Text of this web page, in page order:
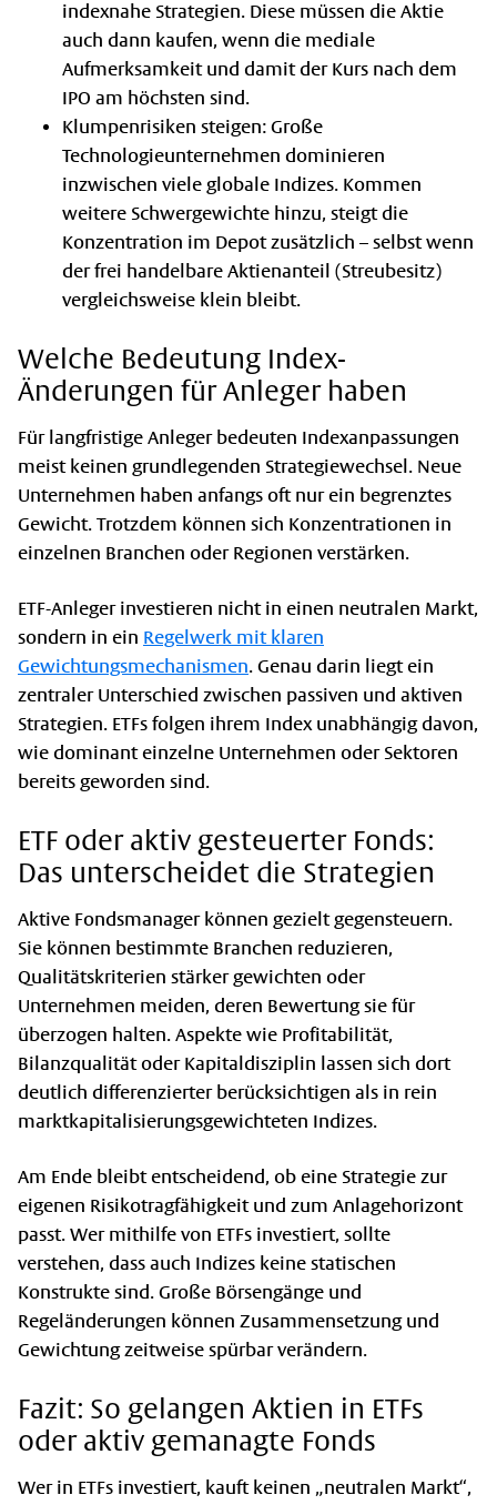
indexnahe Strategien. Diese müssen die Aktie
auch dann kaufen, wenn die mediale
Aufmerksamkeit und damit der Kurs nach dem
IPO am höchsten sind.
Klumpenrisiken steigen: Große
Technologieunternehmen dominieren
inzwischen viele globale Indizes. Kommen
weitere Schwergewichte hinzu, steigt die
Konzentration im Depot zusätzlich – selbst wenn
der frei handelbare Aktienanteil (Streubesitz)
vergleichsweise klein bleibt.
Welche Bedeutung Index-
Änderungen für Anleger haben
Für langfristige Anleger bedeuten Indexanpassungen
meist keinen grundlegenden Strategiewechsel. Neue
Unternehmen haben anfangs oft nur ein begrenztes
Gewicht. Trotzdem können sich Konzentrationen in
einzelnen Branchen oder Regionen verstärken.
ETF-Anleger investieren nicht in einen neutralen Markt,
sondern in ein Regelwerk mit klaren
Gewichtungsmechanismen. Genau darin liegt ein
zentraler Unterschied zwischen passiven und aktiven
Strategien. ETFs folgen ihrem Index unabhängig davon,
wie dominant einzelne Unternehmen oder Sektoren
bereits geworden sind.
ETF oder aktiv gesteuerter Fonds:
Das unterscheidet die Strategien
Aktive Fondsmanager können gezielt gegensteuern.
Sie können bestimmte Branchen reduzieren,
Qualitätskriterien stärker gewichten oder
Unternehmen meiden, deren Bewertung sie für
überzogen halten. Aspekte wie Profitabilität,
Bilanzqualität oder Kapitaldisziplin lassen sich dort
deutlich differenzierter berücksichtigen als in rein
marktkapitalisierungsgewichteten Indizes.
Am Ende bleibt entscheidend, ob eine Strategie zur
eigenen Risikotragfähigkeit und zum Anlagehorizont
passt. Wer mithilfe von ETFs investiert, sollte
verstehen, dass auch Indizes keine statischen
Konstrukte sind. Große Börsengänge und
Regeländerungen können Zusammensetzung und
Gewichtung zeitweise spürbar verändern.
Fazit: So gelangen Aktien in ETFs
oder aktiv gemanagte Fonds
Wer in ETFs investiert, kauft keinen „neutralen Markt“,